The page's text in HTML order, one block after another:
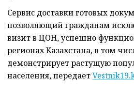
Сервис доставки готовых
позволяющий гражданам
визит в ЦОН, успешно
регионах Казахстана, в том
демонстрирует растущую
населения, передает